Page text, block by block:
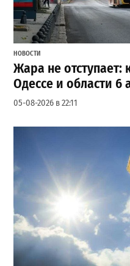
НОВОСТИ
Жара не отступает:
Одессе и области 6
05-08-2026 в 22:11